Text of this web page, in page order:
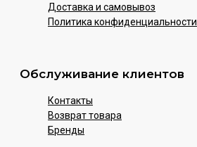
Доставка и самовывоз
Политика конфиденциальности
Обслуживание клиентов
Контакты
Возврат товара
Бренды